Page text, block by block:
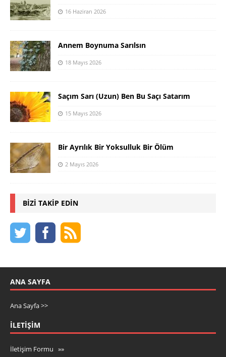
16 Haziran 2026
Annem Boynuma Sarılsın
18 Mayıs 2026
Saçım Sarı (Uzun) Ben Bu Saçı Satarım
15 Mayıs 2026
Bir Ayrılık Bir Yoksulluk Bir Ölüm
2 Mayıs 2026
BIZI TAKIP EDIN
ANA SAYFA
Ana Sayfa >>
İLETIŞIM
İletişim Formu »»